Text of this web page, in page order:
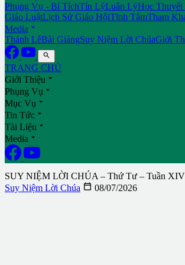
Phụng Vụ - Bí TíchTín LýLuân LýHọc
Giáo LuậtLịch Sử Giáo HộiTĩnh TâmTham
Media 
Thánh LễBài GiảngSuy Niệm Lời ChúaGiới

TRANG CHỦ
Giới Thiệu 
Phụng Vụ 
Mục Vụ 
Tin Tức 
Tài Liệu 
Media 
SUY NIỆM LỜI CHÚA – Thứ Tư – Tuần XIV
Suy Niệm Lời Chúa  08/07/2026